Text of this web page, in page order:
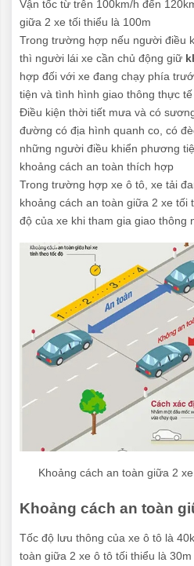
Vận tốc từ trên 100km/h đến
giữa 2 xe tối thiểu là 100m
Trong trường hợp nếu người điều
thì người lái xe cần chủ động giữ
hợp đối với xe đang chạy phía
tiện và tình hình giao thông thực tế
Điều kiện thời tiết mưa và có
đường có địa hình quanh co, có
những người điều khiển phương
khoảng cách an toàn thích hợp
Trong trường hợp xe ô tô, xe tải
khoảng cách an toàn giữa 2 xe tối
độ của xe khi tham gia giao thông
Khoảng cách an toàn giữa 2
Khoảng cách an toàn
Tốc độ lưu thông của xe ô tô là
toàn giữa 2 xe ô tô tối thiểu là 30m